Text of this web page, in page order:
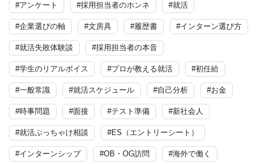
#アンケート #採用担当者のホンネ #就活
#企業選びの軸 #文房具 #履歴書 #インターン選び方
#就活失敗体験談 #採用担当者の本音
#学生のリアルボイス #プロが教える就活 #初任給
#一般常識 #就活スケジュール #自己分析 #お金
#時事問題 #面接 #テスト準備 #新社会人
#就活ぶっちゃけ相談 #ES（エントリーシート）
#インターンシップ #OB・OG訪問 #海外で働く